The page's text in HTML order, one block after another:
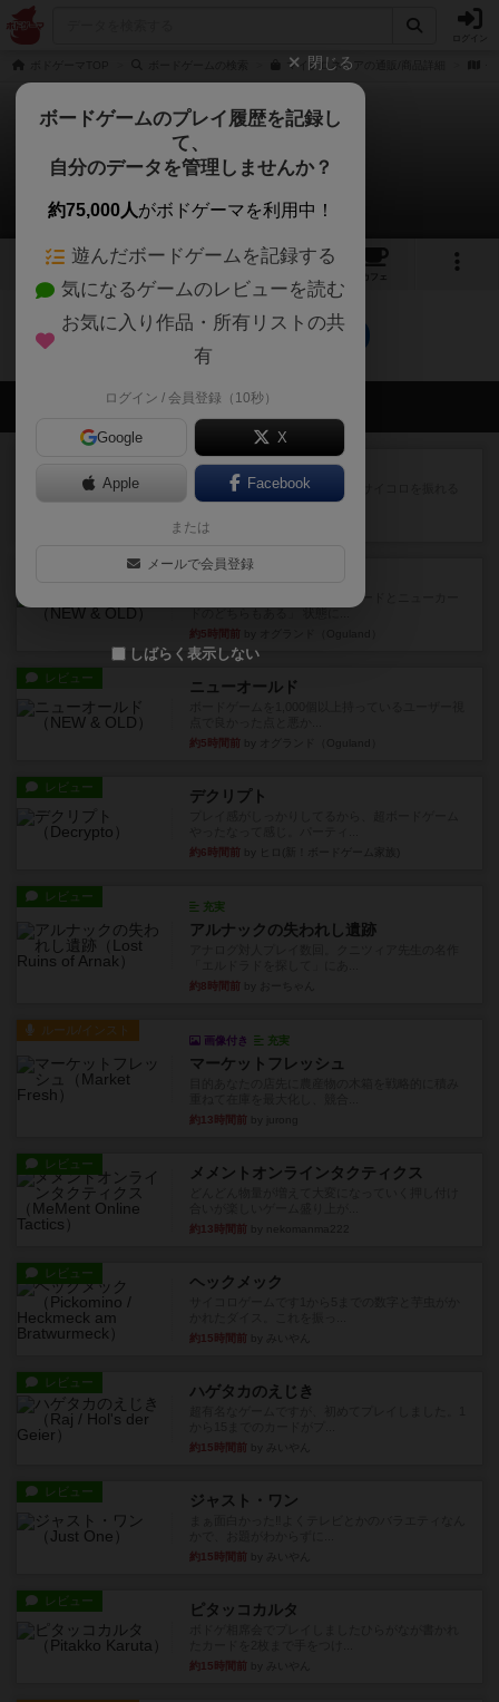
マイクロネシアの通販/商品詳細
マイクロネシア
0件の戦略やコツ
4 1
カフェ
マイクロネシアのトップに戻る
会員の新しい投稿
街コロ通
街コロとの違いは初めから二つサイコロを振れる
など、少しの違いはあるけれ...
約4時間前
ゲーム終了時に、「オールドカードとニューカー
約5時間前
レビュー ニューオールド
約5時間前
レビュー デクリプト
約6時間前
レビュー
充実
アルナックの失われし遺跡
約8時間前
ルール/インスト
画像付き 充実
マーケットフレッシュ
約13時間前
レビュー メメントオンラインタクティクス
約13時間前
レビュー ヘックメック
約15時間前
レビュー ハゲタカのえじき
約15時間前
レビュー ジャスト・ワン
約15時間前
レビュー ピタッコカルタ
約15時間前
閉じる
ボードゲームのプレイ履歴を記録し
て、
自分のデータを管理しませんか？
約75,000人がボドゲーマを利用中！
遊んだボードゲームを記録する
気になるゲームのレビューを読む
お気に入り作品・所有リストの共
有
ログイン / 会員登録（10秒）
Google X
Apple Facebook
または
メールで会員登録
しばらく表示しない